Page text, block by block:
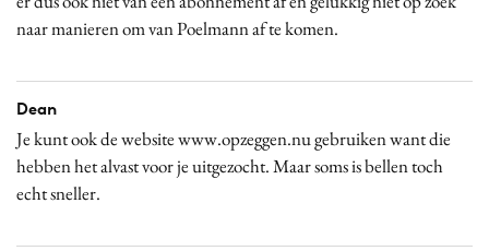
naar manieren om van Poelmann af te komen.
Dean
Je kunt ook de website www.opzeggen.nu gebruiken want die
hebben het alvast voor je uitgezocht. Maar soms is bellen toch
echt sneller.